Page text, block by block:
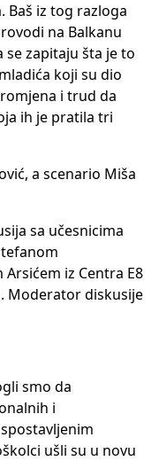
Baš iz tog razloga
na Balkanu
se zapitaju šta je to
koji su dio
i trud da
ih je pratila tri
a scenario Miša
sa učesnicima
Arsićem iz Centra E8
Moderator diskusije
smo da
i
ušli su u novu